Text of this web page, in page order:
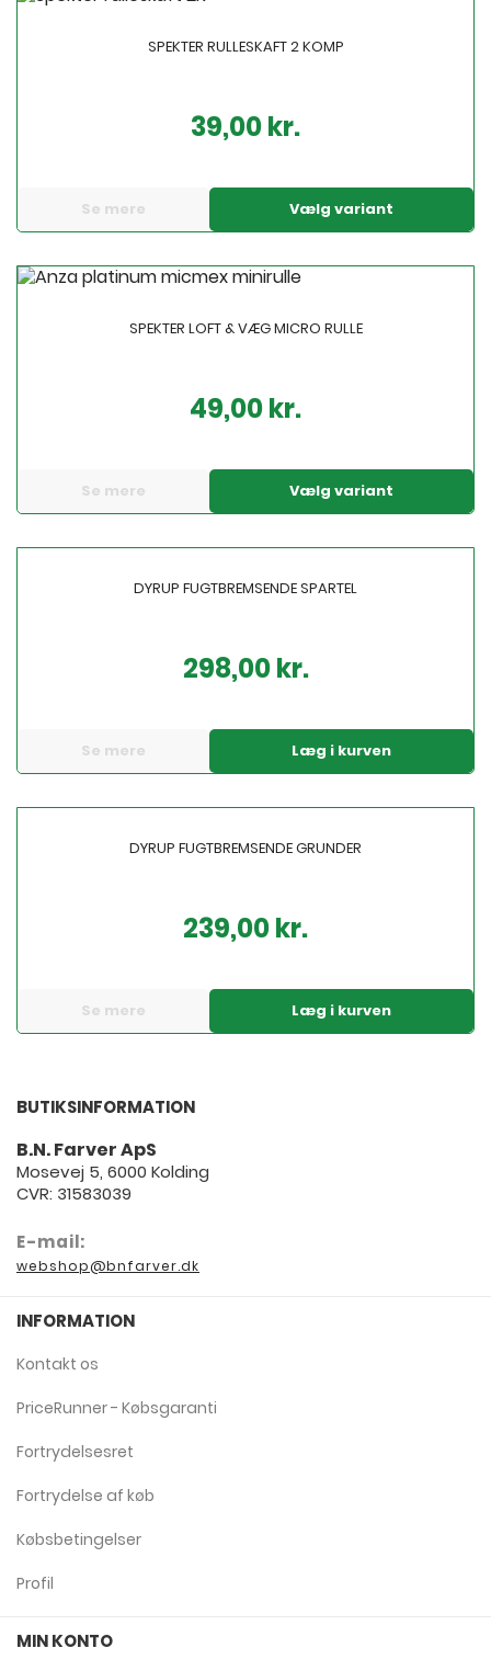
SPEKTER RULLESKAFT 2 KOMP
39,00 kr.
Se mere Vælg variant
SPEKTER LOFT & VÆG MICRO RULLE
49,00 kr.
Se mere Vælg variant
DYRUP FUGTBREMSENDE SPARTEL
298,00 kr.
Se mere Læg i kurven
DYRUP FUGTBREMSENDE GRUNDER
239,00 kr.
Se mere Læg i kurven
BUTIKSINFORMATION
B.N. Farver ApS
Mosevej 5, 6000 Kolding
CVR: 31583039
E-mail:
webshop@bnfarver.dk
INFORMATION
Kontakt os
PriceRunner - Købsgaranti
Fortrydelsesret
Fortrydelse af køb
Købsbetingelser
Profil
MIN KONTO